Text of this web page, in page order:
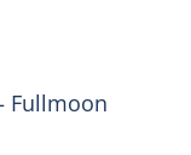
Fullmoon